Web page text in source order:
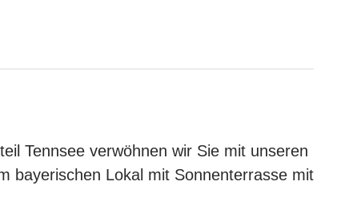
Tennsee verwöhnen wir Sie mit unseren
bayerischen Lokal mit Sonnenterrasse mit